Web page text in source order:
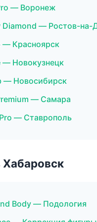
— Воронеж
Diamond — Ростов-на-
— Красноярск
— Новокузнецк
— Новосибирск
— Самара
— Ставрополь
Body — Подология